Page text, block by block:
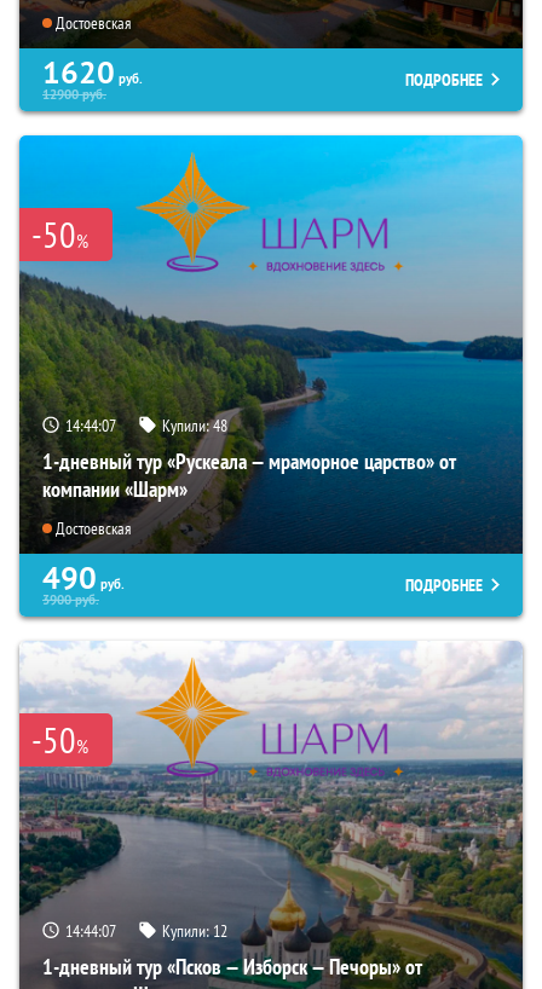
Достоевская
1620 руб.
12900руб.
ПОДРОБНЕЕ
-50%
14:44:06 Купили:48
1-дневный тур «Рускеала — мраморное царство» от
компании «Шарм»
Достоевская
490 руб.
3900руб.
ПОДРОБНЕЕ
-50%
14:44:06 Купили:12
1-дневный тур «Псков — Изборск — Печоры» от